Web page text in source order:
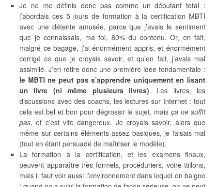
Je ne me définis donc pas comme un débutant total :
j’abordais ces 5 jours de formation à la certification MBTI
avec une détente amusée, parce que j’avais le sentiment
que je connaissais, ma foi, 80% du contenu. Or, en fait,
malgré ce bagage, j’ai énormément appris, et énormément
corrigé ce que je croyais savoir, et qu’en fait, j’avais mal
assimilé. J’en retire donc une première idée fondamentale :
le MBTI ne peut pas s’apprendre uniquement en lisant
un livre (ni même plusieurs livres). Les livres, les
discussions avec des coachs, les lectures sur Internet : tout
cela est bel et bon pour dégrossir le sujet, mais ça ne suffit
pas, et c’est vite dangereux. Je croyais savoir, alors que
même sur certains éléments assez basiques, je faisais mal
(tout en étant persuadé de maîtriser le modèle).
La formation à la certification, et les examens finaux,
peuvent apparaître très formels, procéduriers, voire ttillons,
mais il faut voir aussi l’environnement dans lequel on baigne